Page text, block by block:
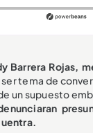
transcurrido: 0
Barrera Rojas,
ser tema de
un supuesto